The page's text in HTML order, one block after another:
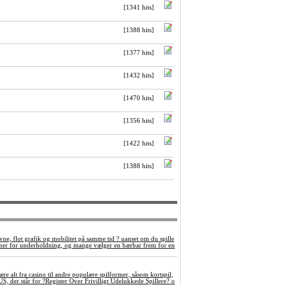
[1341 hits]
[1388 hits]
[1377 hits]
[1432 hits]
[1470 hits]
[1356 hits]
[1422 hits]
[1388 hits]
flot grafik og mobilitet på samme tid ? uanset om du spille
for underholdning, og mange vælger en bærbar frem for en
alt fra casino til andre populære spilformer, såsom kortspil,
der står for ?Register Over Frivilligt Udelukkede Spillere? o